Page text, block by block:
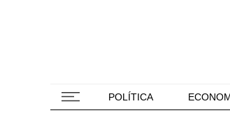
POLÍTICA